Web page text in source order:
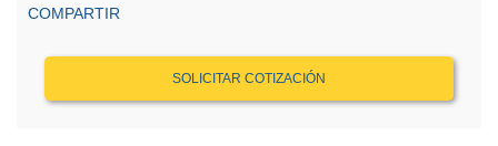
COMPARTIR
SOLICITAR COTIZACIÓN